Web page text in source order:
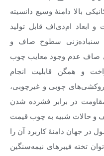
بالا دامنهٔ وسیع دانسیته
ام‌دی‌اف قابل تولید
و سنباده‌زنی سطوح صاف و
صاف عدم وجود معایب چوب
و همگن قابلیت انجام
چوبی و غیرچوبی،
مقاومت در برابر فشرده شدن
و حالات شبیه به چوب قیمت
در جهان دامنهٔ کاربرد آن را
تخته فیبرهای نیمه‌سنگین